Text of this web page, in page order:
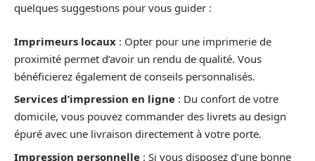
quelques suggestions pour vous guider :
Imprimeurs locaux : Opter pour une imprimerie de
proximité permet d’avoir un rendu de qualité. Vous
bénéficierez également de conseils personnalisés.
Services d’impression en ligne : Du confort de votre
domicile, vous pouvez commander des livrets au design
épuré avec une livraison directement à votre porte.
Impression personnelle : Si vous disposez d’une bonne